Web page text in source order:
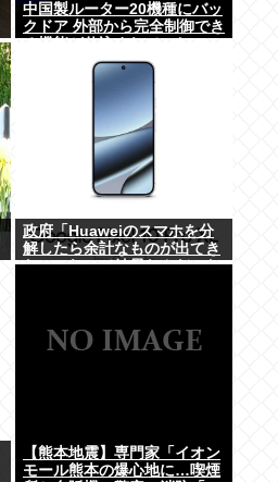
中国製ルーター20機種にバッ
クドア 外部から完全制御でき
政府「Huaweiのスマホを分
解したら余計なものが出てき
た」これって結局なんだった
【熊本地震】専門家「イオン
モール熊本の爆心地に…喫煙